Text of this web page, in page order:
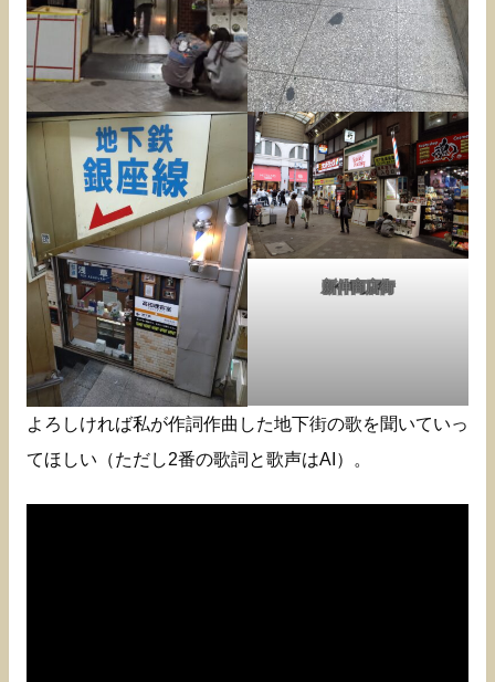
新仲商店街
よろしければ私が作詞作曲した地下街の歌を聞いていっ
てほしい（ただし2番の歌詞と歌声はAI）。